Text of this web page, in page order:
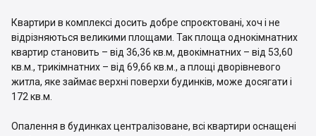
Квартири в комплексі досить добре спроєктовані, хоч і не
відрізняються великими площами. Так площа однокімнатних
квартир становить – від 36,36 кв.м, двокімнатних – від 53,60
кв.м., трикімнатних – від 69,66 кв.м., а площі дворівневого
житла, яке займає верхні поверхи будинків, може досягати і
172 кв.м.
Опалення в будинках централізоване, всі квартири оснащені